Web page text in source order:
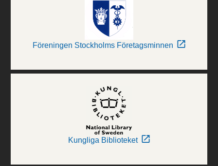
Föreningen Stockholms Företagsminnen
Kungliga Biblioteket